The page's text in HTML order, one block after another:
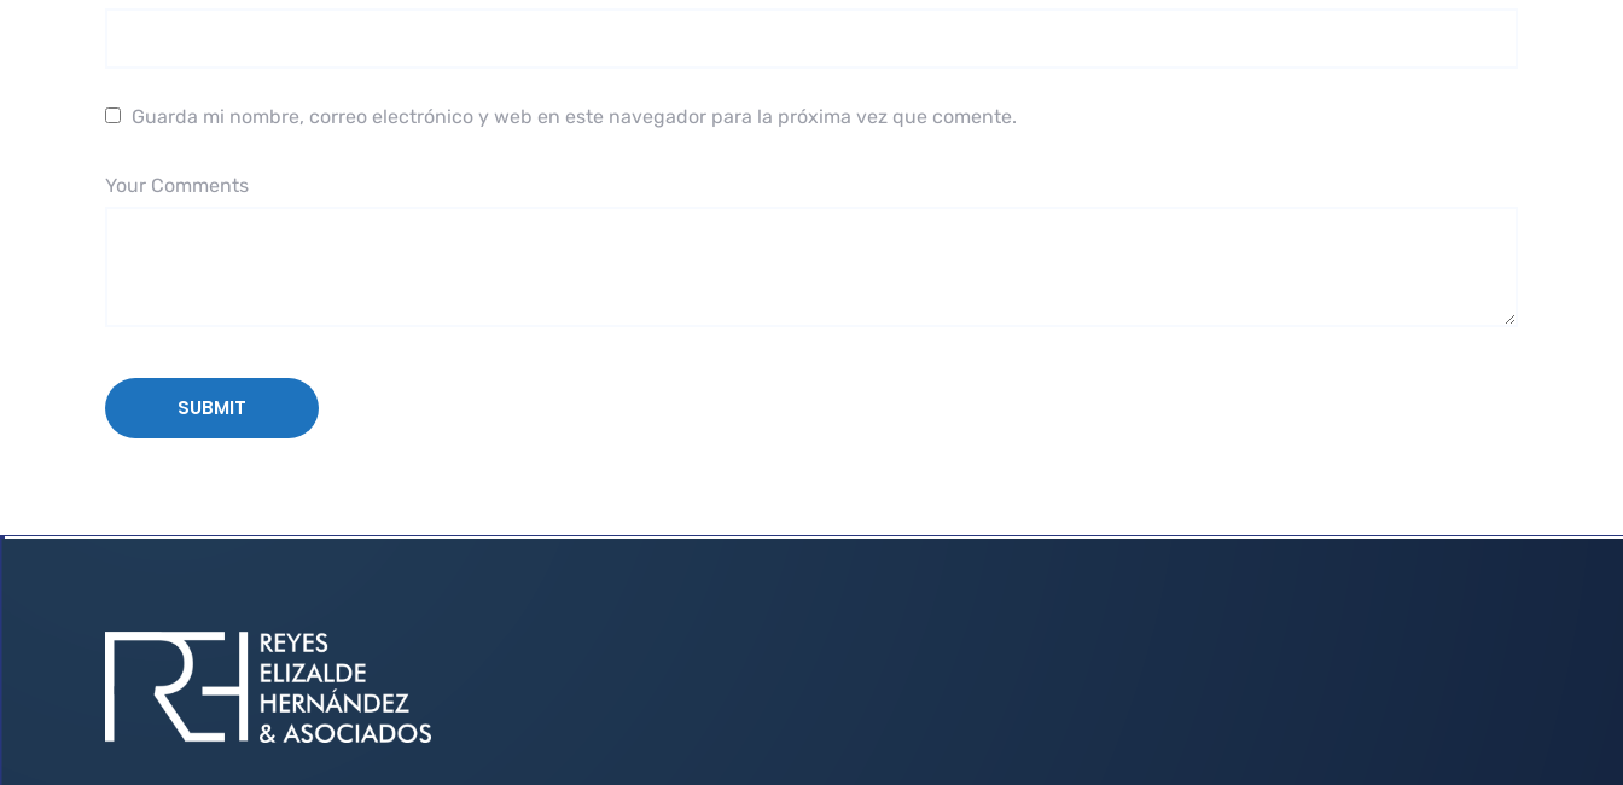
Guarda mi nombre, correo electrónico y web en este navegador para la próxima vez que comente.
Your Comments